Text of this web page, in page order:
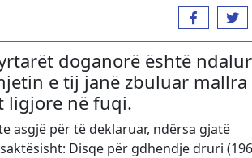
doganorë është
e tij janë zbuluar mallra
ligjore në fuqi.
asgjë për të deklaruar, ndërsa gjatë
Disqe për gdhendje druri (196